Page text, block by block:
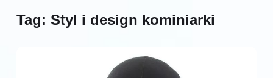
Tag: Styl i design kominiarki